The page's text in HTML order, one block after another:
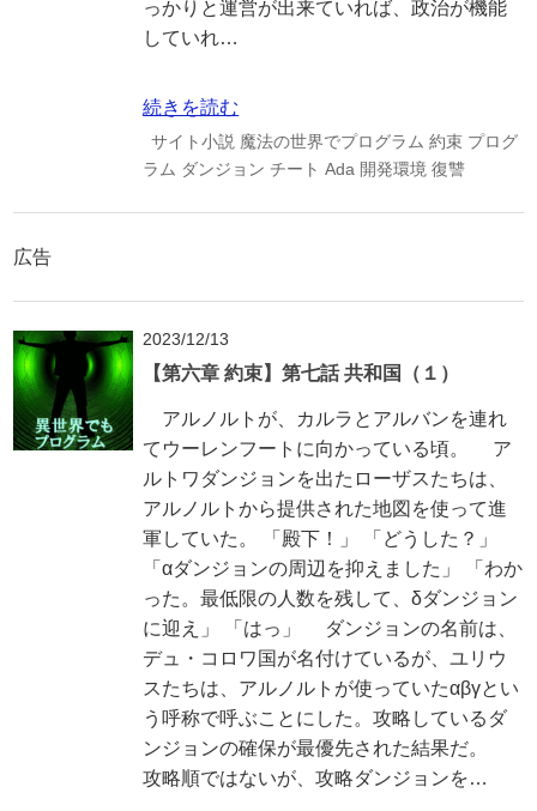
っかりと運営が出来ていれば、政治が機能
していれ…
続きを読む
サイト小説 魔法の世界でプログラム 約束 プログ
ラム ダンジョン チート Ada 開発環境 復讐
広告
2023/12/13
【第六章 約束】第七話 共和国（１）
アルノルトが、カルラとアルバンを連れ
てウーレンフートに向かっている頃。 ア
ルトワダンジョンを出たローザスたちは、
アルノルトから提供された地図を使って進
軍していた。 「殿下！」 「どうした？」
「αダンジョンの周辺を抑えました」 「わか
った。最低限の人数を残して、δダンジョン
に迎え」 「はっ」 ダンジョンの名前は、
デュ・コロワ国が名付けているが、ユリウ
スたちは、アルノルトが使っていたαβγとい
う呼称で呼ぶことにした。攻略しているダ
ンジョンの確保が最優先された結果だ。
攻略順ではないが、攻略ダンジョンを…